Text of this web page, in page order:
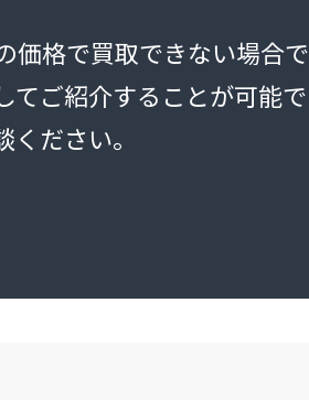
価格で買取できない場合で
てご紹介することが可能で
ださい。